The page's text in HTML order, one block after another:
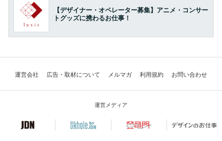
【デザイナー・オペレーター募集】アニメ・コンサー
トグッズに携わるお仕事！
運営会社 広告・取材について メルマガ 利用規約 お問い合わせ
運営メディア